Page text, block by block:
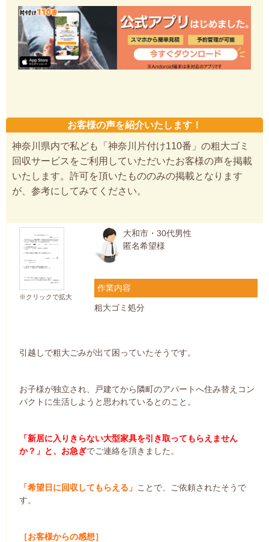
お客様の声を紹介いたします！
神奈川県内で私ども「神奈川片付け110番」の粗大ゴミ
回収サービスをご利用していただいたお客様の声を掲載
いたします。許可を頂いたもののみの掲載となります
が、参考にしてみてください。
※クリックで拡大
大和市・30代男性
匿名希望様
作業内容
粗大ゴミ処分
引越しで粗大ごみが出て困っていたそうです。
お子様が独立され、戸建てから隣町のアパートへ住み替えコン
パクトに生活しようと思われているとのこと。
「新居に入りきらない大型家具を引き取ってもらえません
か？」と、お急ぎでご連絡を頂きました。
「希望日に回収してもらえる」 ことで、ご依頼されたそうで
す。
［お客様からの感想］